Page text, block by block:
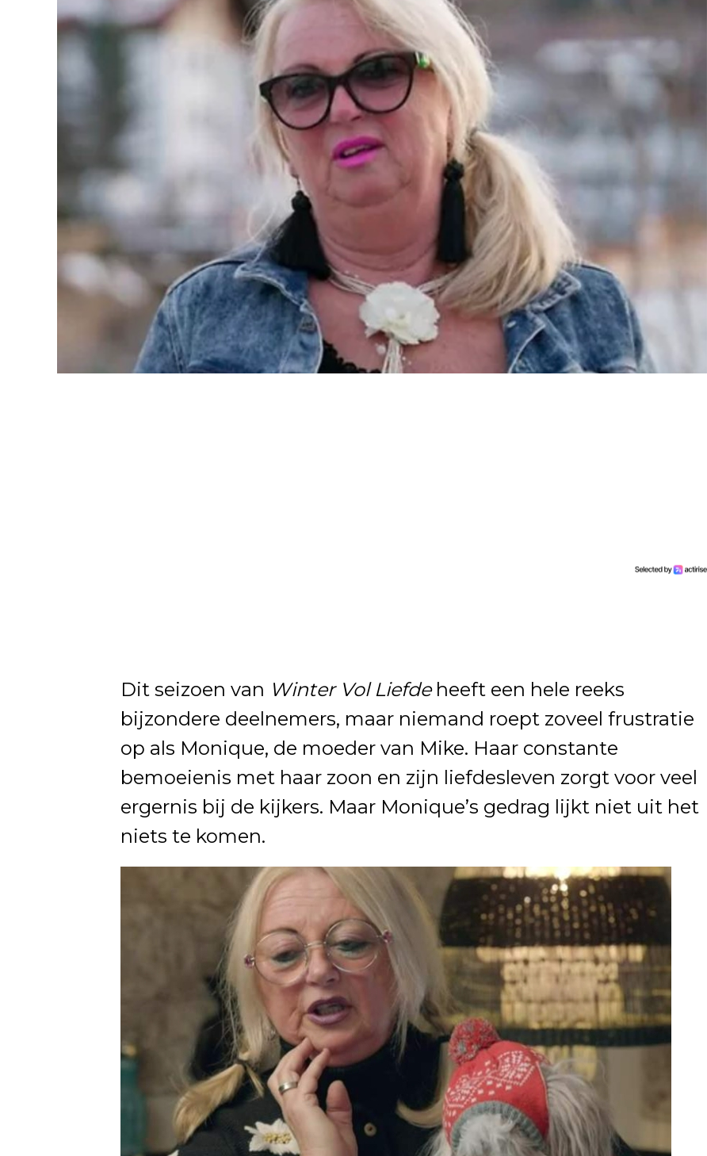
Dit seizoen van Winter Vol Liefdeheeft een hele reeks
bijzondere deelnemers, maar niemand roept zoveel frustratie
op als Monique, de moeder van Mike. Haar constante
bemoeienis met haar zoon en zijn liefdesleven zorgt voor veel
ergernis bij de kijkers. Maar Monique’s gedrag lijkt niet uit het
niets te komen.